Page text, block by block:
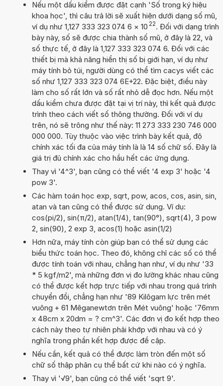
Nếu một dấu kiểm được đặt cạnh 'Số trong ký hiệu
khoa học', thì câu trả lời sẽ xuất hiện dưới dạng số mũ,
ví dụ như 1,127 333 323 074 6 × 10 22. Đối với dạng trình
bày này, số sẽ được chia thành số mũ, ở đây là 22, và
số thực tế, ở đây là 1,127 333 323 074 6. Đối với các
thiết bị mà khả năng hiển thị số bị giới hạn, ví dụ như
máy tính bỏ túi, người dùng có thể tìm cacys viết các
số như 1,127 333 323 074 6E+22. Đặc biệt, điều này
làm cho số rất lớn và số rất nhỏ dễ đọc hơn. Nếu một
dấu kiểm chưa được đặt tại vị trí này, thì kết quả được
trình theo cách viết số thông thường. Đối với ví dụ
trên, nó sẽ trông như thế này: 11 273 333 230 746 000
000 000. Tùy thuộc vào việc trình bày kết quả, độ
chính xác tối đa của máy tính là là 14 số chữ số. Đây là
giá trị đủ chính xác cho hầu hết các ứng dụng.
Thay vì '4^3', bạn cũng có thể viết '4 exp 3' hoặc '4
pow 3'.
Các hàm toán học exp, sqrt, pow, acos, cos, asin, sin,
atan và tan cũng có thể được sử dụng. Ví dụ:
cos(pi/2), sin(π/2), atan(1/4), tan(90°), sqrt(4), 3 pow
2, sin(90), 2 exp 3, acos(1) hoặc asin(1/2)
Hơn nữa, máy tính còn giúp bạn có thể sử dụng các
biểu thức toán học. Theo đó, không chỉ các số có thể
được tính toán với nhau, chẳng hạn như, ví dụ như '33
* 5 kgf/m2', mà những đơn vị đo lường khác nhau cũng
có thể được kết hợp trực tiếp với nhau trong quá trình
chuyển đổi, chẳng hạn như '89 Kilôgam lực trên mét
vuông + 61 Mêganewtơn trên Mét vuông' hoặc '76mm
x 48cm x 20dm = ? cm^3'. Các đơn vị đo kết hợp theo
cách này theo tự nhiên phải khớp với nhau và có ý
nghĩa trong phần kết hợp được đề cập.
Nếu cần, kết quả có thể được làm tròn đến một số
chữ số thập phân cụ thể bất cứ khi nào có ý nghĩa.
Thay vì '√9', bạn cũng có thể viết 'sqrt 9'.